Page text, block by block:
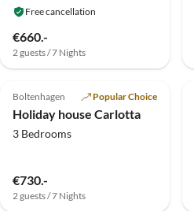
Free cancellation
€660.-
2 guests / 7 Nights
4.7 (5)
Boltenhagen Popular Choice
Holiday house Carlotta
3 Bedrooms
€730.-
2 guests / 7 Nights